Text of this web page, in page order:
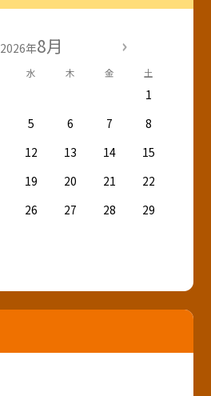
2026年8月
水 木 金 土
1
5 6 7
8
12 13 14
15
19 20 21
22
26 27 28
29